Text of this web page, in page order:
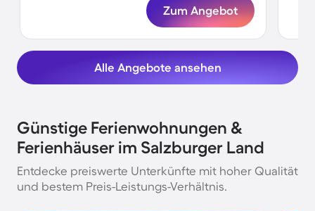
Zum Angebot
Alle Angebote ansehen
Günstige Ferienwohnungen &
Ferienhäuser im Salzburger Land
Entdecke preiswerte Unterkünfte mit hoher Qualität
und bestem Preis-Leistungs-Verhältnis.